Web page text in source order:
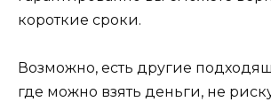
короткие сроки.
Возможно, есть другие
где можно взять деньги, не